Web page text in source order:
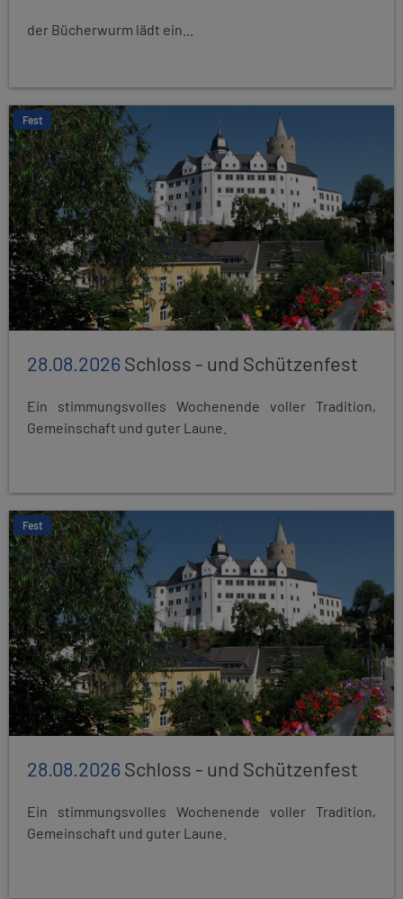
der Bücherwurm lädt ein...
Fest
28.08.2026Schloss - und Schützenfest
Ein stimmungsvolles Wochenende voller Tradition,
Gemeinschaft und guter Laune.
Fest
28.08.2026Schloss - und Schützenfest
Ein stimmungsvolles Wochenende voller Tradition,
Gemeinschaft und guter Laune.